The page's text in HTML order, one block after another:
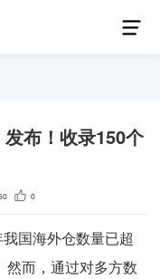
发布！收录150个
0
国海外仓数量已超
而，通过对多方数